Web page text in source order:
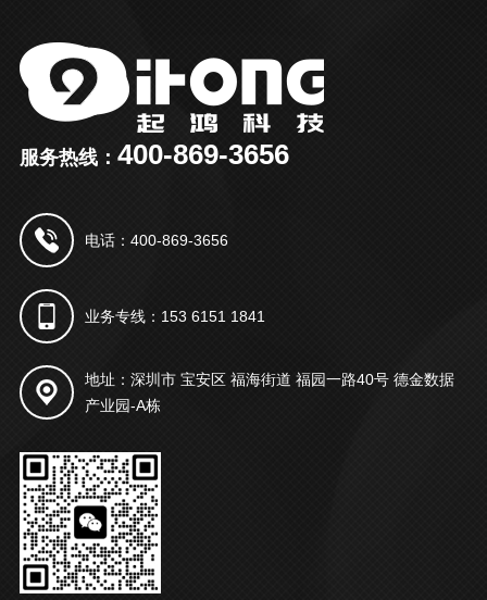
服务热线： 400-869-3656
电话：400-869-3656
业务专线：153 6151 1841
地址：深圳市 宝安区 福海街道 福园一路40号 德金数据
产业园-A栋